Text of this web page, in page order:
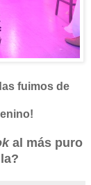
fuimos de
al más puro